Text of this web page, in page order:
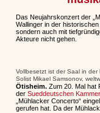
Das Neujahrskonzert der
Wallinger in der
sondern auch mit
Akteure nicht gehen.
Vollbesetzt ist der Saal in der
Solist Mikael Samsonov,
Ötisheim. Zum 20. Mal hat
derSueddeutschen
„Mühlacker Concerto“
gerufen hat. Da der